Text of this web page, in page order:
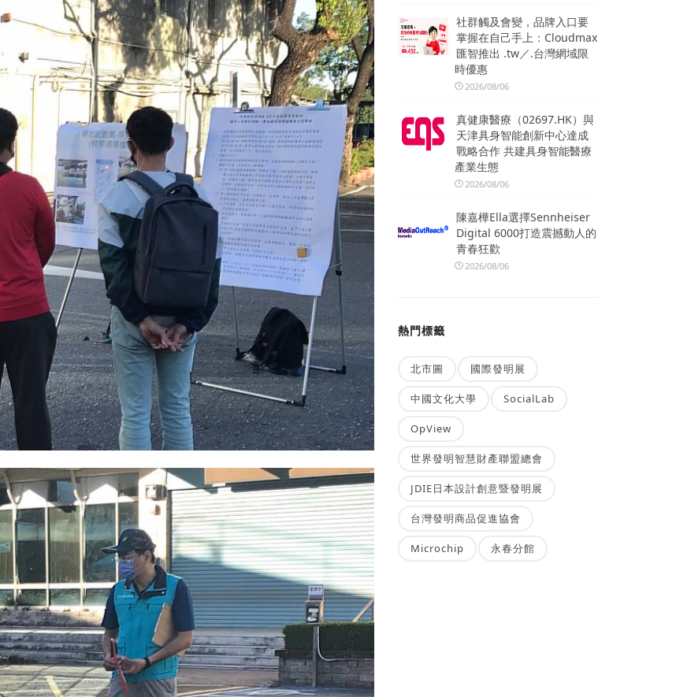
社群觸及會變，品牌入口要
掌握在自己手上：Cloudmax
匯智推出 .tw／.台灣網域限
時優惠
2026/08/06
真健康醫療（02697.HK）與
天津具身智能創新中心達成
戰略合作 共建具身智能醫療
產業生態
2026/08/06
陳嘉樺Ella選擇Sennheiser
Digital 6000打造震撼動人的
青春狂歡
2026/08/06
熱門標籤
北市圖 國際發明展
中國文化大學 SocialLab
OpView
世界發明智慧財產聯盟總會
JDIE日本設計創意暨發明展
台灣發明商品促進協會
Microchip 永春分館